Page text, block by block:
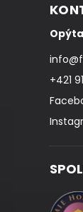
info@
+421